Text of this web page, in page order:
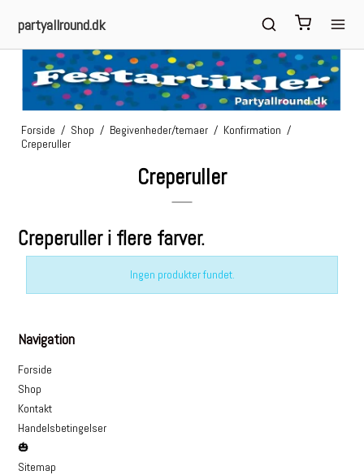
partyallround.dk
Forside / Shop / Begivenheder/temaer / Konfirmation /
Creperuller
Creperuller
Creperuller i flere farver.
Ingen produkter fundet.
Navigation
Forside
Shop
Kontakt
Handelsbetingelser
🎃
Sitemap